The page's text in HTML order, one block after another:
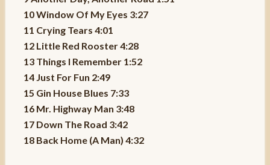
10 Window Of My Eyes 3:27
11 Crying Tears 4:01
12 Little Red Rooster 4:28
13 Things I Remember 1:52
14 Just For Fun 2:49
15 Gin House Blues 7:33
16 Mr. Highway Man 3:48
17 Down The Road 3:42
18 Back Home (A Man) 4:32